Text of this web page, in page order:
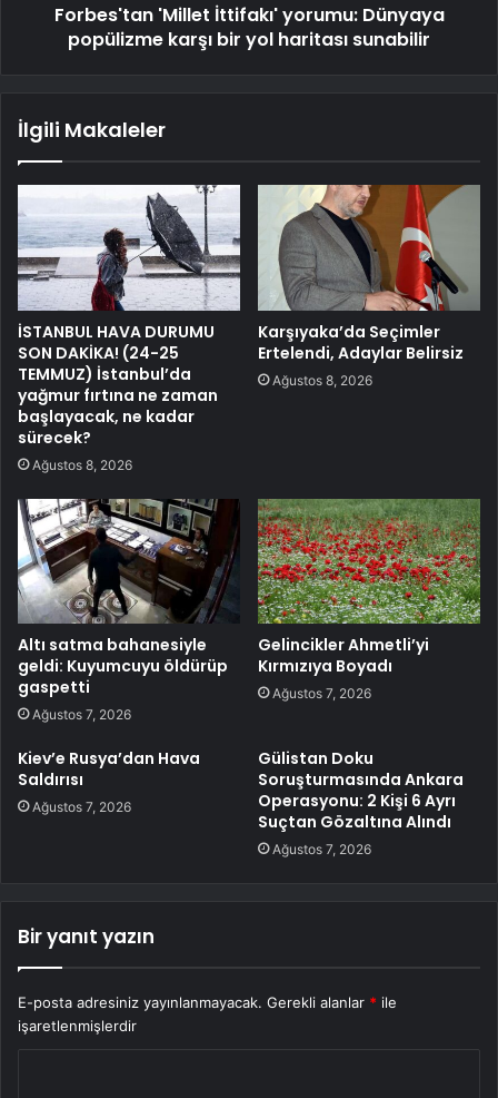
Forbes'tan 'Millet İttifakı' yorumu: Dünyaya
popülizme karşı bir yol haritası sunabilir
İlgili Makaleler
İSTANBUL HAVA DURUMU
SON DAKİKA! (24-25
TEMMUZ) İstanbul’da
yağmur fırtına ne zaman
başlayacak, ne kadar
sürecek?
Ağustos 8, 2026
Karşıyaka’da Seçimler
Ertelendi, Adaylar Belirsiz
Ağustos 8, 2026
Altı satma bahanesiyle
geldi: Kuyumcuyu öldürüp
gaspetti
Ağustos 7, 2026
Gelincikler Ahmetli’yi
Kırmızıya Boyadı
Ağustos 7, 2026
Kiev’e Rusya’dan Hava
Saldırısı
Ağustos 7, 2026
Gülistan Doku
Soruşturmasında Ankara
Operasyonu: 2 Kişi 6 Ayrı
Suçtan Gözaltına Alındı
Ağustos 7, 2026
Bir yanıt yazın
E-posta adresiniz yayınlanmayacak. Gerekli alanlar * ile
işaretlenmişlerdir